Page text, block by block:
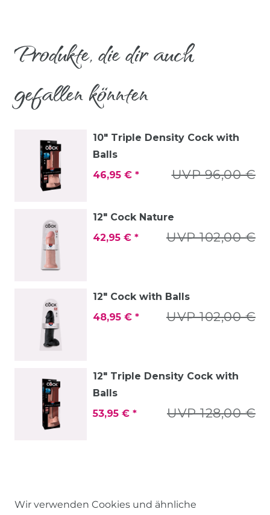
Produkte, die dir auch
gefallen könnten
10" Triple Density Cock with
Balls
UVP 96,00 €
46,95 € *
12" Cock Nature
UVP 102,00 €
42,95 € *
12" Cock with Balls
UVP 102,00 €
48,95 € *
12" Triple Density Cock with
Balls
UVP 128,00 €
53,95 € *
Wir verwenden Cookies und ähnliche